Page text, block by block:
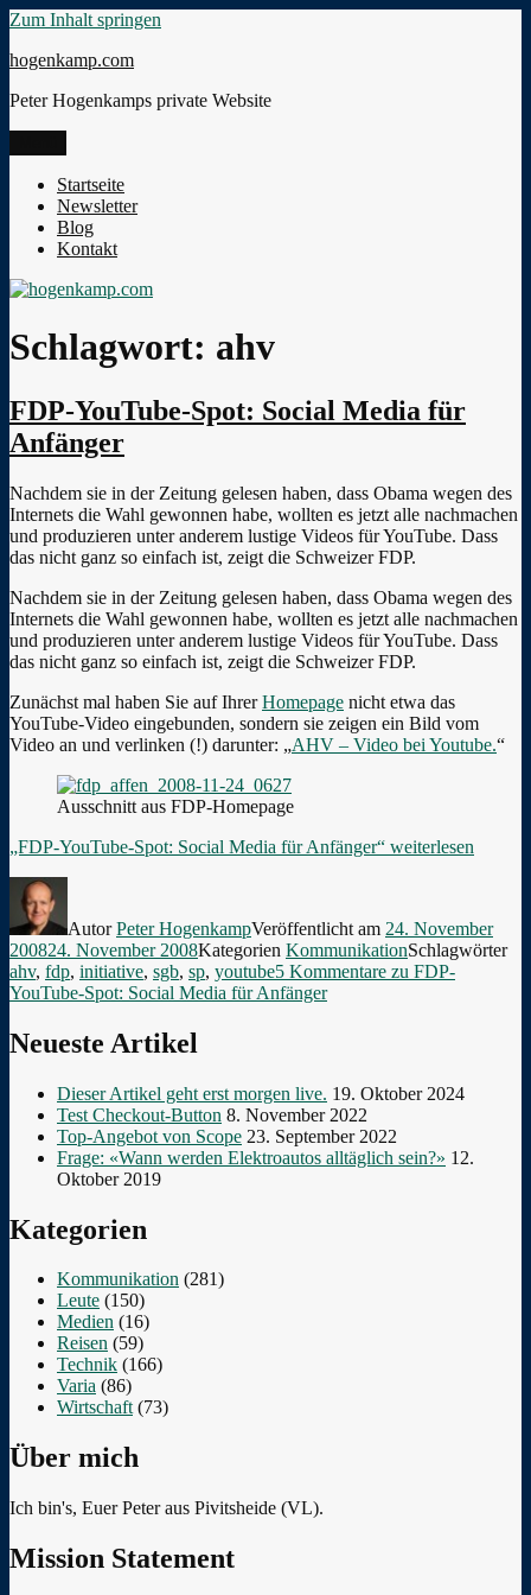
Zum Inhalt springen
hogenkamp.com
Peter Hogenkamps private Website
Startseite
Newsletter
Blog
Kontakt
Schlagwort: ahv
FDP-YouTube-Spot: Social Media für
Anfänger
Nachdem sie in der Zeitung gelesen haben, dass Obama wegen des
Internets die Wahl gewonnen habe, wollten es jetzt alle nachmachen
und produzieren unter anderem lustige Videos für YouTube. Dass
das nicht ganz so einfach ist, zeigt die Schweizer FDP.
Nachdem sie in der Zeitung gelesen haben, dass Obama wegen des
Internets die Wahl gewonnen habe, wollten es jetzt alle nachmachen
und produzieren unter anderem lustige Videos für YouTube. Dass
das nicht ganz so einfach ist, zeigt die Schweizer FDP.
Zunächst mal haben Sie auf IhrerHomepage nicht etwa das
YouTube-Video eingebunden, sondern sie zeigen ein Bild vom
Video an und verlinken (!) darunter: „AHV – Video bei Youtube.“
Ausschnitt aus FDP-Homepage
„FDP-YouTube-Spot: Social Media für Anfänger“ weiterlesen
AutorPeter HogenkampVeröffentlicht am 24. November
200824. November 2008Kategorien KommunikationSchlagwörter
ahv, fdp, initiative, sgb, sp, youtube5 Kommentare zu FDP-
YouTube-Spot: Social Media für Anfänger
Neueste Artikel
Dieser Artikel geht erst morgen live. 19. Oktober 2024
Test Checkout-Button 8. November 2022
Top-Angebot von Scope 23. September 2022
Frage: «Wann werden Elektroautos alltäglich sein?» 12.
Oktober 2019
Kategorien
Kommunikation (281)
Leute (150)
Medien (16)
Reisen (59)
Technik (166)
Varia (86)
Wirtschaft(73)
Über mich
Ich bin's, Euer Peter aus Pivitsheide (VL).
Mission Statement